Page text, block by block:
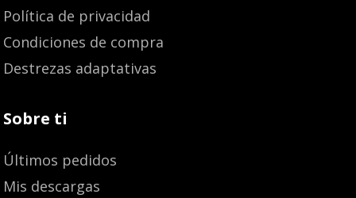
Política de privacidad
Condiciones de compra
Destrezas adaptativas
Sobre ti
Últimos pedidos
Mis descargas